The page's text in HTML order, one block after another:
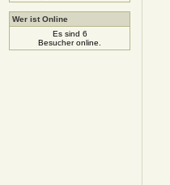
Wer ist Online
Es sind 6
Besucher online.